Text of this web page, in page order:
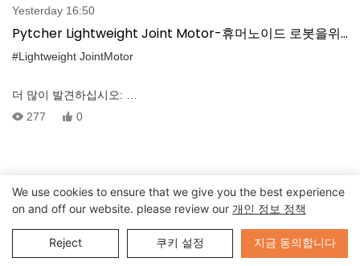
Yesterday 16:50
Pytcher Lightweight Joint Motor-휴머노이드 로봇을위
한 고 토크, 초-프레이즈 액추에이터
#Lightweight JointMotor
더 많이 발견하십시오:
https://www.foxtechrobotics.com/next-gen-humanoid-robot-joint-
초고전적인 움직임 및 극심한 내구성으로 설계된이 기능은 작고 가
벼운 디자인에서 뛰어난 성능을 제공합니다. 주요 특징 : a 울트라
얇은 고조파 감속기 & 고정밀 제어를위한 고 토키 브러시리스 모터
✔ 다중 전환 절대 인코더 ✔ 방수, 방해 방수 및 폭발 방지 ✔ 딱딱한
277 0
Send Inquiry
We use cookies to ensure that we give you the best experience
on and off our website. please review our 개인 정보 정책
Reject 쿠키 설정 지금 동의합니다